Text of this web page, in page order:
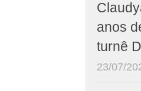
anos
turnê
23/07/